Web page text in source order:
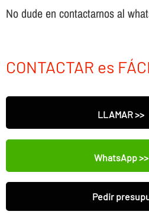
No dude en contactarnos al
CONTACTAR es
LLAMAR >>
WhatsApp >>
Pedir